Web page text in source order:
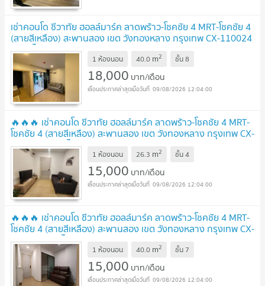
เช่าคอนโด ชีวาทัย ฮอลล์มาร์ค ลาดพร้าว-โชคชัย 4 MRT-โชคชัย 4
(สายสีเหลือง) สะพานสอง เขต วังทองหลาง กรุงเทพ CX-110024
✅ ทักไลน์ @connexproperty ตอบทันที ทีมงานมืออาชีพ
✅ UPDATE ! 1 ห้องนอน 40.0 m2 ชั้น8
18,000 บาท/เดือน
09/08/2026 12:04:00
🔥🔥🔥 เช่าคอนโด ชีวาทัย ฮอลล์มาร์ค ลาดพร้าว-โชคชัย 4 MRT-
โชคชัย 4 (สายสีเหลือง) สะพานสอง เขต วังทองหลาง กรุงเทพ CX-
165157 ✅ ทักไลน์ @connexproperty ตอบทันที ทีมงานมือ
อาชีพ ✅ 🔥🔥🔥 UPDATE !
1 ห้องนอน 26.3 m2 ชั้น4
15,000 บาท/เดือน
09/08/2026 12:04:00
🔥🔥🔥 เช่าคอนโด ชีวาทัย ฮอลล์มาร์ค ลาดพร้าว-โชคชัย 4 MRT-
โชคชัย 4 (สายสีเหลือง) สะพานสอง เขต วังทองหลาง กรุงเทพ CX-
97286 ✅ ทักไลน์ @connexproperty ตอบทันที ทีมงานมืออาชีพ
✅ 🔥🔥🔥 UPDATE ! 1 ห้องนอน 40.0 m2 ชั้น 7
15,000 บาท/เดือน
09/08/2026 12:04:00